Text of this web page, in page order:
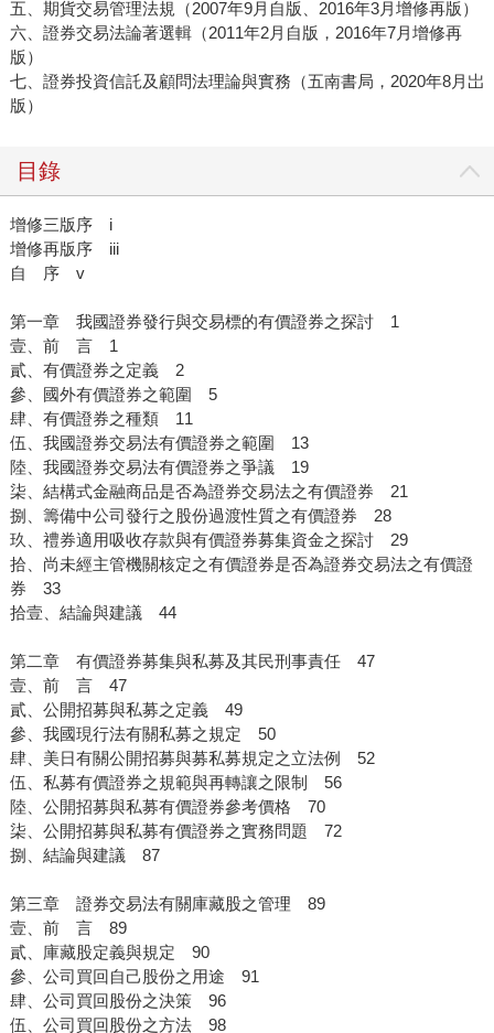
五、期貨交易管理法規（2007年9月自版、2016年3月增修再版）
六、證券交易法論著選輯（2011年2月自版，2016年7月增修再
版）
七、證券投資信託及顧問法理論與實務（五南書局，2020年8月岀
版）
目錄
增修三版序 i
增修再版序 iii
自 序 v
第一章 我國證券發行與交易標的有價證券之探討 1
壹、前 言 1
貳、有價證券之定義 2
參、國外有價證券之範圍 5
肆、有價證券之種類 11
伍、我國證券交易法有價證券之範圍 13
陸、我國證券交易法有價證券之爭議 19
柒、結構式金融商品是否為證券交易法之有價證券 21
捌、籌備中公司發行之股份過渡性質之有價證券 28
玖、禮券適用吸收存款與有價證券募集資金之探討 29
拾、尚未經主管機關核定之有價證券是否為證券交易法之有價證
券 33
拾壹、結論與建議 44
第二章 有價證券募集與私募及其民刑事責任 47
壹、前 言 47
貳、公開招募與私募之定義 49
參、我國現行法有關私募之規定 50
肆、美日有關公開招募與募私募規定之立法例 52
伍、私募有價證券之規範與再轉讓之限制 56
陸、公開招募與私募有價證券參考價格 70
柒、公開招募與私募有價證券之實務問題 72
捌、結論與建議 87
第三章 證券交易法有關庫藏股之管理 89
壹、前 言 89
貳、庫藏股定義與規定 90
參、公司買回自己股份之用途 91
肆、公司買回股份之決策 96
伍、公司買回股份之方法 98